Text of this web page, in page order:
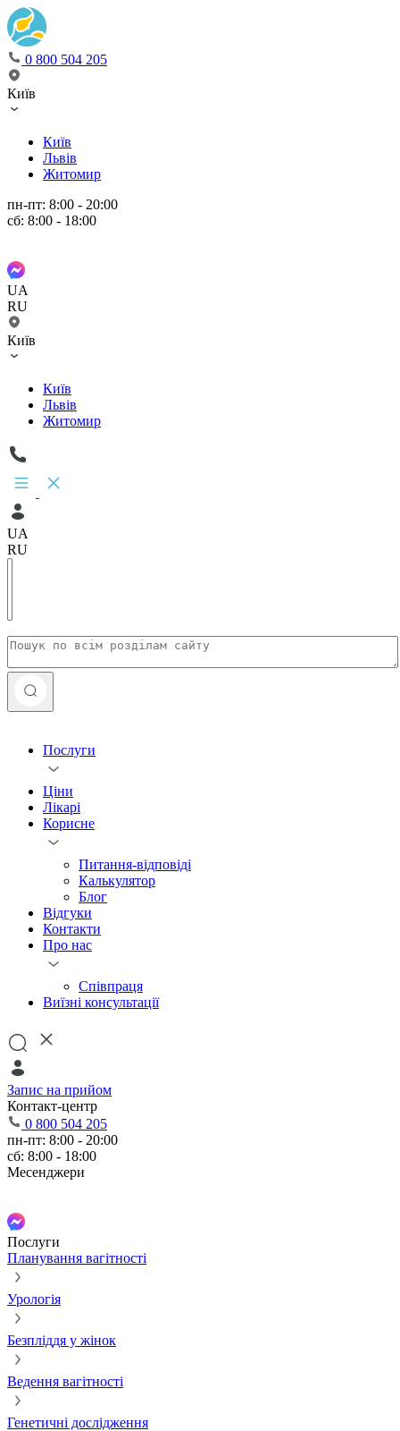
0 800 504 205
Київ
Київ
Львів
Житомир
пн-пт: 8:00 - 20:00
сб: 8:00 - 18:00
UA
RU
Київ
Київ
Львів
Житомир
UA
RU
Послуги
Ціни
Лікарі
Корисне
Питання-відповіді
Калькулятор
Блог
Відгуки
Контакти
Про нас
Співпраця
Виїзні консультації
Запис на прийом
Контакт-центр
0 800 504 205
пн-пт: 8:00 - 20:00
сб: 8:00 - 18:00
Месенджери
Послуги
Планування вагітності
Урологія
Безпліддя у жінок
Ведення вагітності
Генетичні дослідження